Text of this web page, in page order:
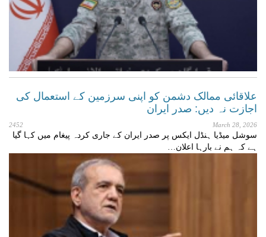
علاقائی ممالک دشمن کو اپنی سرزمین کے استعمال کی
اجازت نہ دیں: صدر ایران
March 28, 2026
2452
سوشل میڈیا ہنڈل ایکس پر صدر ایران کے جاری کردہ پیغام میں کہا گیا
ہے کہ ہم نے بارہا اعلان…